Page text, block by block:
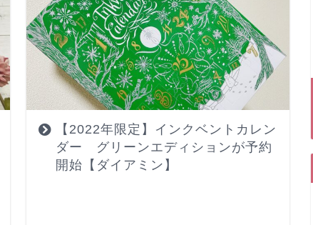
【2022年限定】インクベントカレン
ダー グリーンエディションが予約
開始【ダイアミン】